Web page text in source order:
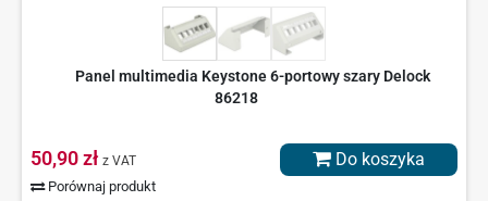
Panel multimedia Keystone 6-portowy szary Delock
86218
50,90 zł z VAT
Porównaj produkt
Do koszyka